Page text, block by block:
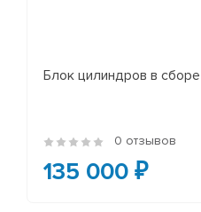
Блок цилиндров в
0 отзывов
135 000 ₽